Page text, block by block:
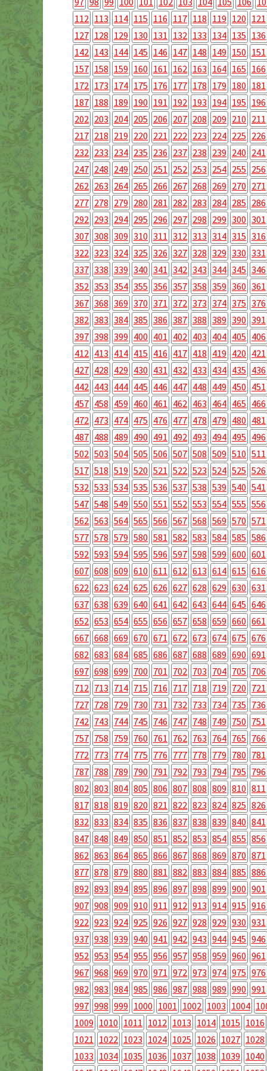
112 113 114 115 116 117 118 119 120 121
127 128 129 130 131 132 133 134 135 136
142 143 144 145 146 147 148 149 150 151
157 158 159 160 161 162 163 164 165 166
172 173 174 175 176 177 178 179 180 181
187 188 189 190 191 192 193 194 195 196
202 203 204 205 206 207 208 209 210 211
217 218 219 220 221 222 223 224 225 226
232 233 234 235 236 237 238 239 240 241
247 248 249 250 251 252 253 254 255 256
262 263 264 265 266 267 268 269 270 271
277 278 279 280 281 282 283 284 285 286
292 293 294 295 296 297 298 299 300 301
307 308 309 310 311 312 313 314 315 316
322 323 324 325 326 327 328 329 330 331
337 338 339 340 341 342 343 344 345 346
352 353 354 355 356 357 358 359 360 361
367 368 369 370 371 372 373 374 375 376
382 383 384 385 386 387 388 389 390 391
397 398 399 400 401 402 403 404 405 406
412 413 414 415 416 417 418 419 420 421
427 428 429 430 431 432 433 434 435 436
442 443 444 445 446 447 448 449 450 451
457 458 459 460 461 462 463 464 465 466
472 473 474 475 476 477 478 479 480 481
487 488 489 490 491 492 493 494 495 496
502 503 504 505 506 507 508 509 510 511
517 518 519 520 521 522 523 524 525 526
532 533 534 535 536 537 538 539 540 541
547 548 549 550 551 552 553 554 555 556
562 563 564 565 566 567 568 569 570 571
577 578 579 580 581 582 583 584 585 586
592 593 594 595 596 597 598 599 600 601
607 608 609 610 611 612 613 614 615 616
622 623 624 625 626 627 628 629 630 631
637 638 639 640 641 642 643 644 645 646
652 653 654 655 656 657 658 659 660 661
667 668 669 670 671 672 673 674 675 676
682 683 684 685 686 687 688 689 690 691
697 698 699 700 701 702 703 704 705 706
712 713 714 715 716 717 718 719 720 721
727 728 729 730 731 732 733 734 735 736
742 743 744 745 746 747 748 749 750 751
757 758 759 760 761 762 763 764 765 766
772 773 774 775 776 777 778 779 780 781
787 788 789 790 791 792 793 794 795 796
802 803 804 805 806 807 808 809 810 811
817 818 819 820 821 822 823 824 825 826
832 833 834 835 836 837 838 839 840 841
847 848 849 850 851 852 853 854 855 856
862 863 864 865 866 867 868 869 870 871
877 878 879 880 881 882 883 884 885 886
892 893 894 895 896 897 898 899 900 901
907 908 909 910 911 912 913 914 915 916
922 923 924 925 926 927 928 929 930 931
937 938 939 940 941 942 943 944 945 946
952 953 954 955 956 957 958 959 960 961
967 968 969 970 971 972 973 974 975 976
982 983 984 985 986 987 988 989 990 991
997 998 999 1000 1001 1002 1003 1004
1009 1010 1011 1012 1013 1014 1015 1016
1021 1022 1023 1024 1025 1026 1027 1028
1033 1034 1035 1036 1037 1038 1039 1040